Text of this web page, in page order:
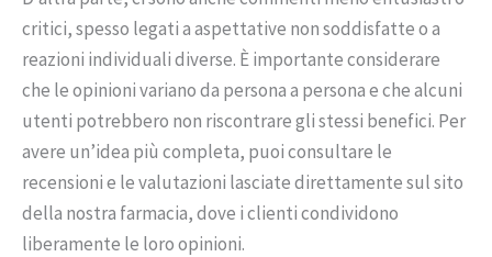
critici, spesso legati a aspettative non soddisfatte o a
reazioni individuali diverse. È importante considerare
che le opinioni variano da persona a persona e che alcuni
utenti potrebbero non riscontrare gli stessi benefici. Per
avere un’idea più completa, puoi consultare le
recensioni e le valutazioni lasciate direttamente sul sito
della nostra farmacia, dove i clienti condividono
liberamente le loro opinioni.